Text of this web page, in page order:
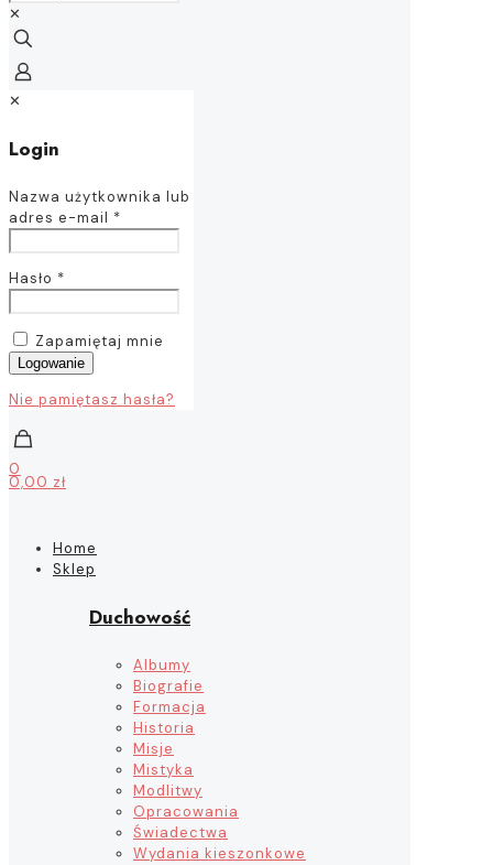
✕
✕
Login
Nazwa użytkownika lub
adres e-mail *
Hasło *
Zapamiętaj mnie
Logowanie
Nie pamiętasz hasła?
0
0,00 zł
Home
Sklep
Duchowość
Albumy
Biografie
Formacja
Historia
Misje
Mistyka
Modlitwy
Opracowania
Świadectwa
Wydania kieszonkowe